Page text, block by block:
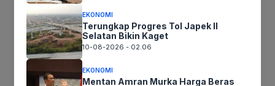
Surel
Situs
web
EKONOMI
Terungkap Progres Tol Japek II
Selatan Bikin Kaget
10-08-2026 - 02.06
EKONOMI
Mentan Amran Murka Harga Beras